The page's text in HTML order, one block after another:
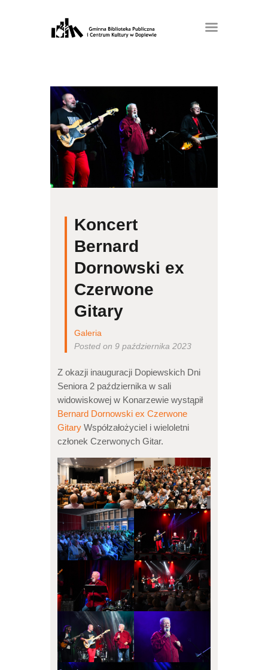
Koncert
Bernard
Dornowski ex
Czerwone
Gitary
Galeria
Posted on 9 października 2023
Z okazji inauguracji Dopiewskich Dni
Seniora 2 października w sali
widowiskowej w Konarzewie wystąpił
Bernard Dornowski ex Czerwone
GitaryWspółzałożyciel i wieloletni
członek Czerwonych Gitar.